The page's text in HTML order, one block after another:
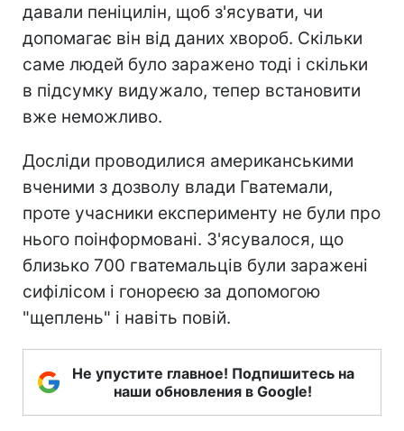
давали пеніцилін, щоб з'ясувати, чи
допомагає він від даних хвороб. Скільки
саме людей було заражено тоді і скільки
в підсумку видужало, тепер встановити
вже неможливо.
Досліди проводилися американськими
вченими з дозволу влади Гватемали,
проте учасники експерименту не були про
нього поінформовані. З'ясувалося, що
близько 700 гватемальців були заражені
сифілісом і гонореєю за допомогою
"щеплень" і навіть повій.
Не упустите главное! Подпишитесь на
наши обновления в Google!